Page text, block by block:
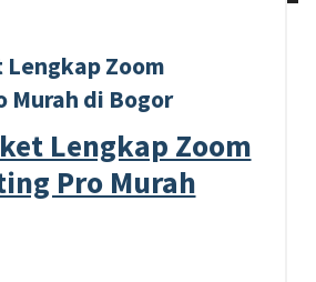
Lengkap Zoom
Murah di Bogor
Lengkap Zoom
Pro Murah